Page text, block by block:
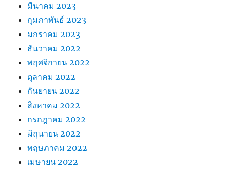
มีนาคม 2023
กุมภาพันธ์ 2023
มกราคม 2023
ธันวาคม 2022
พฤศจิกายน 2022
ตุลาคม 2022
กันยายน 2022
สิงหาคม 2022
กรกฎาคม 2022
มิถุนายน 2022
พฤษภาคม 2022
เมษายน 2022